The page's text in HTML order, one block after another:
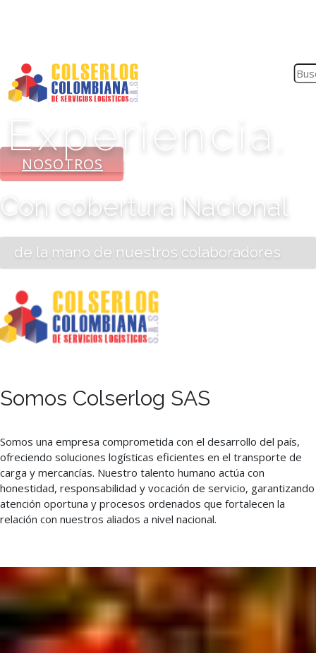
Exper e n a
NOSOTROS
Con cobertura Nacional
de la mano de nuestros colaboradores
Somos Colserlog SAS
Somos una empresa comprometida con el desarrollo del país,
ofreciendo soluciones logísticas eficientes en el transporte de
carga y mercancías. Nuestro talento humano actúa con
honestidad, responsabilidad y vocación de servicio, garantizando
atención oportuna y procesos ordenados que fortalecen la
relación con nuestros aliados a nivel nacional.